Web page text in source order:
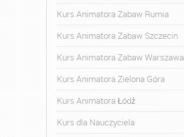
Kurs Animatora Zabaw Rumia
Kurs Animatora Zabaw Szczecin
Kurs Animatora Zabaw Warszawa
Kurs Animatora Zielona Góra
Kurs Animatora Łódź
Kurs dla Nauczyciela